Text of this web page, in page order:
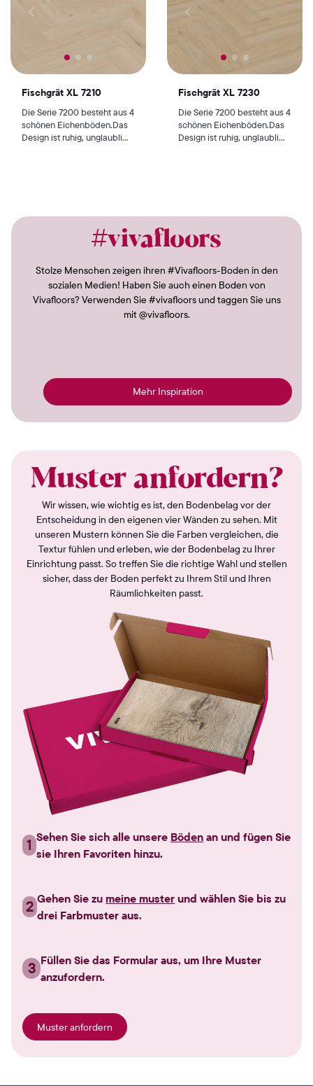
Fischgrät XL 7210
Die Serie 7200 besteht aus 4
schönen Eichenböden.Das
Design ist ruhig, unglaubli...
Fischgrät XL 7230
Die Serie 7200 besteht aus 4
schönen Eichenböden.Das
Design ist ruhig, unglaubli...
#vivafloors
Stolze Menschen zeigen ihren #Vivafloors-Boden in den
sozialen Medien! Haben Sie auch einen Boden von
Vivafloors? Verwenden Sie #vivafloors und taggen Sie uns
mit @vivafloors.
Mehr Inspiration
Muster anfordern?
Wir wissen, wie wichtig es ist, den Bodenbelag vor der
Entscheidung in den eigenen vier Wänden zu sehen. Mit
unseren Mustern können Sie die Farben vergleichen, die
Textur fühlen und erleben, wie der Bodenbelag zu Ihrer
Einrichtung passt. So treffen Sie die richtige Wahl und stellen
sicher, dass der Boden perfekt zu Ihrem Stil und Ihren
Räumlichkeiten passt.
1 Sehen Sie sich alle unsere Bödenan und fügen Sie
sie Ihren Favoriten hinzu.
2 Gehen Sie zu meine muster und wählen Sie bis zu
drei Farbmuster aus.
3 Füllen Sie das Formular aus, um Ihre Muster
anzufordern.
Muster anfordern